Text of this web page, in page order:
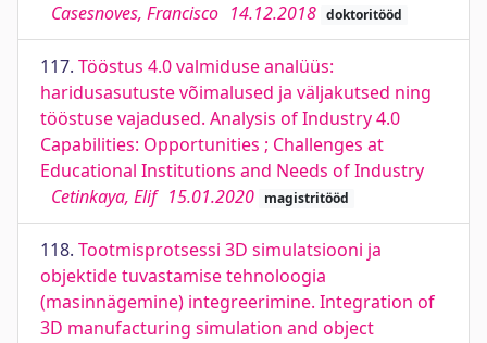
Casesnoves, Francisco 14.12.2018 doktoritööd
117. Tööstus 4.0 valmiduse analüüs:
haridusasutuste võimalused ja väljakutsed ning
tööstuse vajadused. Analysis of Industry 4.0
Capabilities: Opportunities ; Challenges at
Educational Institutions and Needs of Industry
Cetinkaya, Elif 15.01.2020 magistritööd
118. Tootmisprotsessi 3D simulatsiooni ja
objektide tuvastamise tehnoloogia
(masinnägemine) integreerimine. Integration of
3D manufacturing simulation and object